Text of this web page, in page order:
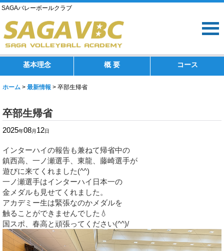
SAGAバレーボールクラブ
基本理念 概 要 コース
ホーム > 最新情報 > 卒部生帰省
卒部生帰省
2025年08月 12日
インターハイの報告も兼ねて帰省中の
鎮西高、一ノ瀬選手、東龍、藤崎選手が
遊びに来てくれました(^^)
一ノ瀬選手はインターハイ日本一の
金メダルも見せてくれました。
アカデミー生は緊張なのかメダルを
触ることができませんでした💧
国スポ、春高と頑張ってください(^^)/